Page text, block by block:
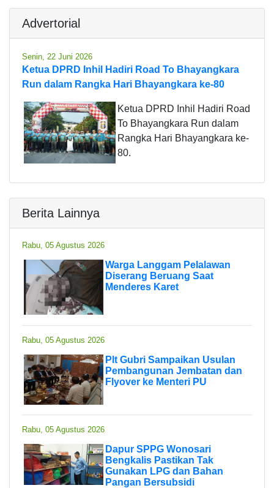
Advertorial
Senin, 22 Juni 2026
Ketua DPRD Inhil Hadiri Road To Bhayangkara
Run dalam Rangka Hari Bhayangkara ke-80
Ketua DPRD Inhil Hadiri Road
To Bhayangkara Run dalam
Rangka Hari Bhayangkara ke-
80.
Berita Lainnya
Rabu, 05 Agustus 2026
Warga Langgam Pelalawan
Diserang Beruang Saat
Menderes Karet
Rabu, 05 Agustus 2026
Plt Gubri Sampaikan Usulan
Pembangunan Jembatan dan
Flyover ke Menteri PU
Rabu, 05 Agustus 2026
Dapur SPPG Wonosari
Bengkalis Pastikan Tak
Gunakan LPG dan Bahan
Pangan Bersubsidi